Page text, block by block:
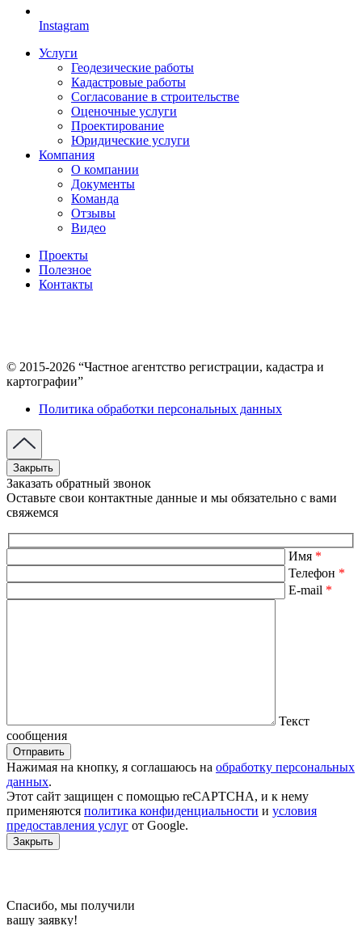
Instagram
Услуги
Геодезические работы
Кадастровые работы
Согласование в строительстве
Оценочные услуги
Проектирование
Юридические услуги
Компания
О компании
Документы
Команда
Отзывы
Видео
Проекты
Полезное
Контакты
© 2015-2026 “Частное агентство регистрации, кадастра и
картографии”
Политика обработки персональных данных
Закрыть
Заказать обратный звонок
Оставьте свои контактные данные и мы обязательно с вами
свяжемся
Имя *
Телефон *
E-mail *
Текст
сообщения
Отправить
Нажимая на кнопку, я соглашаюсь на обработку персональных
данных.
Этот сайт защищен c помощью reCAPTCHA, и к нему
применяются политика конфиденциальности и условия
предоставления услуг от Google.
Закрыть
Спасибо, мы получили
вашу заявку!